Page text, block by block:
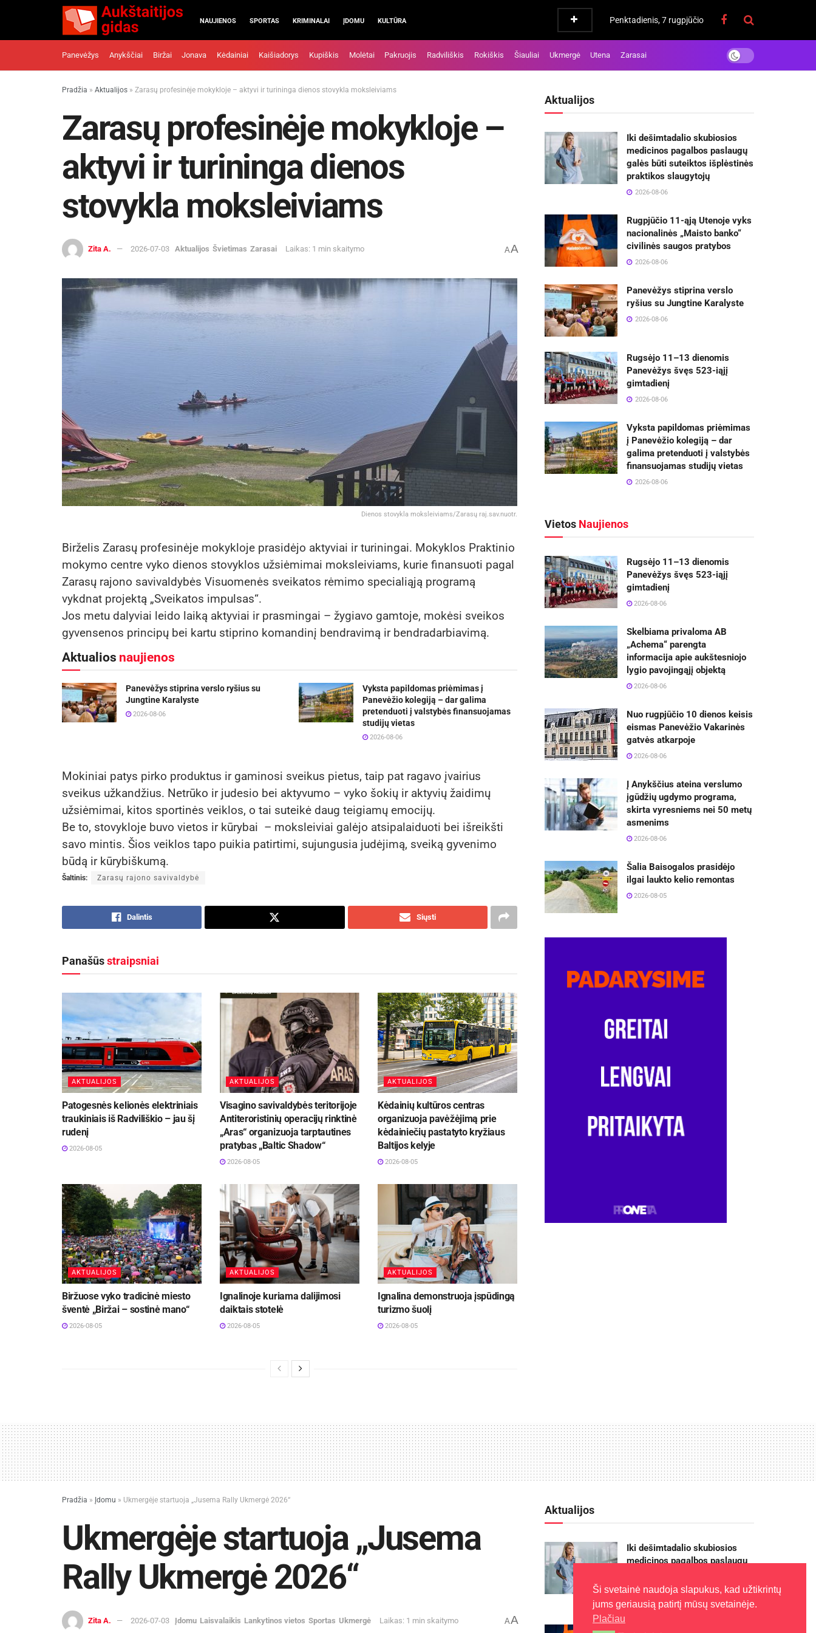
NAUJIENOS SPORTAS KRIMINALAI ĮDOMU KULTŪRA Penktadienis, 7 rugpjūčio
Panevėžys Anykščiai Biržai Jonava Kėdainiai Kaišiadorys Kupiškis Molėtai Pakruojis Radviliškis Rokiškis Šiauliai Ukmergė Utena Zarasai
Pradžia » Aktualijos » Zarasų profesinėje mokykloje – aktyvi ir turininga dienos stovykla moksleiviams
Zarasų profesinėje mokykloje –
aktyvi ir turininga dienos
stovykla moksleiviams
Zita A. 2026-07-03 Aktualijos Švietimas Zarasai Laikas: 1 min skaitymo AA
Dienos stovykla moksleiviams/Zarasų raj.sav.nuotr.
Birželis Zarasų profesinėje mokykloje prasidėjo aktyviai ir turiningai. Mokyklos Praktinio
mokymo centre vyko dienos stovyklos užsiėmimai moksleiviams, kurie finansuoti pagal
Zarasų rajono savivaldybės Visuomenės sveikatos rėmimo specialiąją programą
vykdnat projektą „Sveikatos impulsas“.
Jos metu dalyviai leido laiką aktyviai ir prasmingai – žygiavo gamtoje, mokėsi sveikos
gyvensenos principų bei kartu stiprino komandinį bendravimą ir bendradarbiavimą.
Aktualios naujienos
Panevėžys stiprina verslo ryšius su
Jungtine Karalyste
2026-08-06
Vyksta papildomas priėmimas į
Panevėžio kolegiją – dar galima
pretenduoti į valstybės finansuojamas
studijų vietas
2026-08-06
Mokiniai patys pirko produktus ir gaminosi sveikus pietus, taip pat ragavo įvairius
sveikus užkandžius. Netrūko ir judesio bei aktyvumo – vyko šokių ir aktyvių žaidimų
užsiėmimai, kitos sportinės veiklos, o tai suteikė daug teigiamų emocijų.
Be to, stovykloje buvo vietos ir kūrybai – moksleiviai galėjo atsipalaiduoti bei išreikšti
savo mintis. Šios veiklos tapo puikia patirtimi, sujungusia judėjimą, sveiką gyvenimo
būdą ir kūrybiškumą.
Šaltinis: Zarasų rajono savivaldybė
Dalintis Siųsti
Panašūsstraipsniai
AKTUALIJOS
Patogesnės kelionės elektriniais
traukiniais iš Radviliškio – jau šį
rudenį
2026-08-05
AKTUALIJOS
Visagino savivaldybės teritorijoje
Antiteroristinių operacijų rinktinė
„Aras“ organizuoja tarptautines
pratybas „Baltic Shadow“
2026-08-05
AKTUALIJOS
Kėdainių kultūros centras
organizuoja pavėžėjimą prie
kėdainiečių pastatyto kryžiaus
Baltijos kelyje
2026-08-05
AKTUALIJOS
Biržuose vyko tradicinė miesto
šventė „Biržai – sostinė mano“
2026-08-05
AKTUALIJOS
Ignalinoje kuriama dalijimosi
daiktais stotelė
2026-08-05
AKTUALIJOS
Ignalina demonstruoja įspūdingą
turizmo šuolį
2026-08-05
Aktualijos
Iki dešimtadalio skubiosios
medicinos pagalbos paslaugų
galės būti suteiktos išplėstinės
praktikos slaugytojų
2026-08-06
Rugpjūčio 11-ąją Utenoje vyks
nacionalinės „Maisto banko“
civilinės saugos pratybos
2026-08-06
Panevėžys stiprina verslo
ryšius su Jungtine Karalyste
2026-08-06
Rugsėjo 11–13 dienomis
Panevėžys švęs 523-iąjį
gimtadienį
2026-08-06
Vyksta papildomas priėmimas
į Panevėžio kolegiją – dar
galima pretenduoti į valstybės
finansuojamas studijų vietas
2026-08-06
Vietos Naujienos
Rugsėjo 11–13 dienomis
Panevėžys švęs 523-iąjį
gimtadienį
2026-08-06
Skelbiama privaloma AB
„Achema“ parengta
informacija apie aukštesniojo
lygio pavojingąjį objektą
2026-08-06
Nuo rugpjūčio 10 dienos keisis
eismas Panevėžio Vakarinės
gatvės atkarpoje
2026-08-06
Į Anykščius ateina verslumo
įgūdžių ugdymo programa,
skirta vyresniems nei 50 metų
asmenims
2026-08-06
Šalia Baisogalos prasidėjo
ilgai laukto kelio remontas
2026-08-05
Pradžia » Įdomu » Ukmergėje startuoja „Jusema Rally Ukmergė 2026“
Ukmergėje startuoja „Jusema
Rally Ukmergė 2026“
Zita A. 2026-07-03 Įdomu Laisvalaikis Lankytinos vietos Sportas Ukmergė Laikas: 1 min skaitymo AA
Aktualijos
Iki dešimtadalio skubiosios
medicinos pagalbos paslaugų
praktikos slaugytojų
2026-08-06
Rugpjūčio 11-ąją Utenoje vyks
Ši svetainė naudoja slapukus, kad užtikrintų
jums geriausią patirtį mūsų svetainėje.
Plačiau